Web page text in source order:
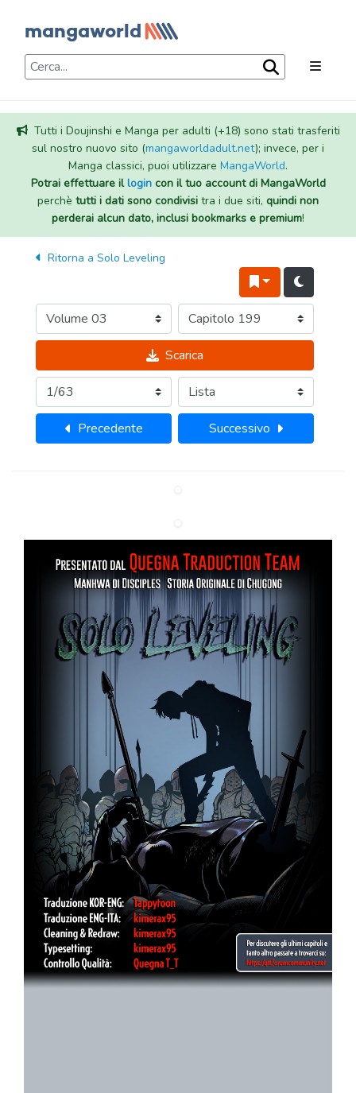
Tutti i Doujinshi e Manga per adulti (+18) sono stati trasferiti
sul nostro nuovo sito (mangaworldadult.net); invece, per i
Manga classici, puoi utilizzare MangaWorld.
Potrai effettuare illogincon il tuo account di MangaWorld
perchè tutti i dati sono condivisi tra i due siti, quindi non
perderai alcun dato, inclusi bookmarks e premium!
Ritorna a Solo Leveling
Scarica
Precedente Successivo